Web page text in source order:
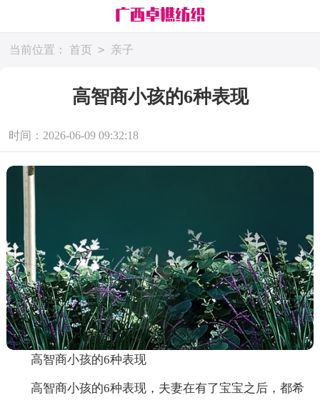
当前位置： 首页 > 亲子
高智商小孩的6种表现
时间：2026-06-09 09:32:18
高智商小孩的6种表现
高智商小孩的6种表现，夫妻在有了宝宝之后，都希